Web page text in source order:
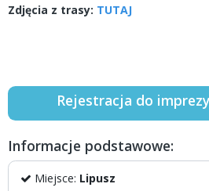
Zdjęcia z trasy: TUTAJ
Rejestracja do
Informacje podstawowe:
Miejsce: Lipusz